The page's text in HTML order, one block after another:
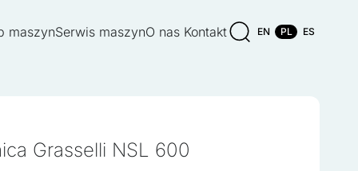
maszynSerwis maszynO nas Kontakt EN PL ES
Grasselli NSL 600